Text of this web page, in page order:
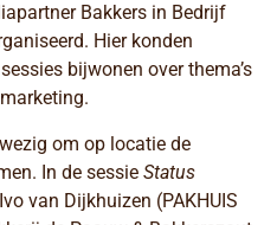
Bakkers in Bedrijf
Hier konden
bijwonen over thema’s
om op locatie de
In de sessie Status
van Dijkhuizen (PAKHUIS